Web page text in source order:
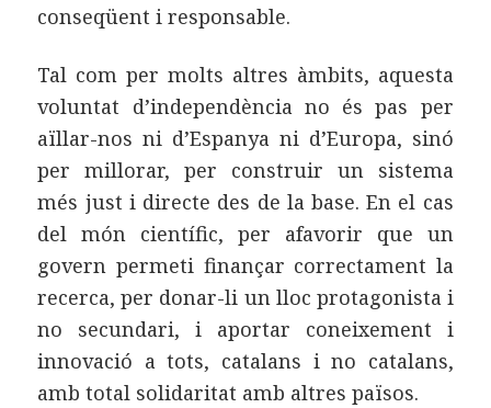
conseqüent i responsable.
Tal com per molts altres àmbits, aquesta
voluntat d’independència no és pas per
aïllar-nos ni d’Espanya ni d’Europa, sinó
per millorar, per construir un sistema
més just i directe des de la base. En el cas
del món científic, per afavorir que un
govern permeti finançar correctament la
recerca, per donar-li un lloc protagonista i
no secundari, i aportar coneixement i
innovació a tots, catalans i no catalans,
amb total solidaritat amb altres països.